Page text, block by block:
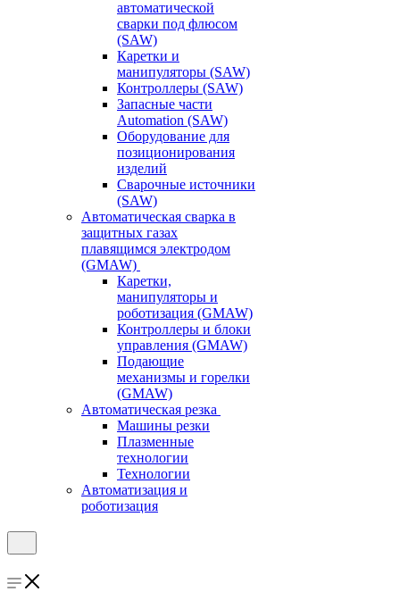
автоматической
сварки под флюсом
(SAW)
Каретки и
манипуляторы (SAW)
Контроллеры (SAW)
Запасные части
Automation (SAW)
Оборудование для
позиционирования
изделий
Сварочные источники
(SAW)
Автоматическая сварка в
защитных газах
плавящимся электродом
(GMAW)
Каретки,
манипуляторы и
роботизация (GMAW)
Контроллеры и блоки
управления (GMAW)
Подающие
механизмы и горелки
(GMAW)
Автоматическая резка
Машины резки
Плазменные
технологии
Технологии
Автоматизация и
роботизация